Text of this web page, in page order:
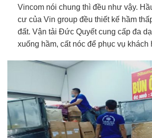
Vincom nói chung thì đều như vậy.
cư của Vin group đều thiết kế hầm
đất. Vận tải Đức Quyết cung cấp đa
xuống hầm, cất nóc để phục vụ khách